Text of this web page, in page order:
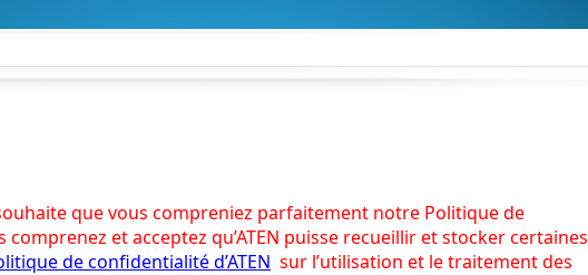
que vous compreniez parfaitement notre Politique de
et acceptez qu’ATEN puisse recueillir et stocker certaines
de confidentialité d’ATEN sur l’utilisation et le traitement des